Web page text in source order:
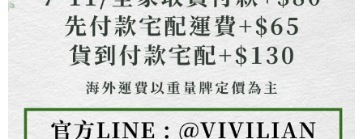
【注意事項】
１．透過由恩沛科技股份有限公司提供之「AFTEE先享後付」服務完成之交
易，需依本服務之必要範圍內提供個人資料，並將交易相關給付款項請求債
權轉讓予恩沛科技股份有限公司。
https://aftee.tw/terms/#terms3
３．未成年的使用者請事先徵得法定代理人或監護人之同意方可使用
「AFTEE先享後付」，若未經同意申辦者引起之損失，本公司不負相關責
每筆NT$130，滿NT$1,500(含以上)免運費